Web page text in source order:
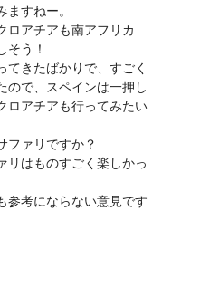
すねー。
ロアチアも南アフリカ
そう！
てきたばかりで、すごく
ので、スペインは一押し
ロアチアも行ってみたい
ファリですか？
リはものすごく楽しかっ
参考にならない意見です